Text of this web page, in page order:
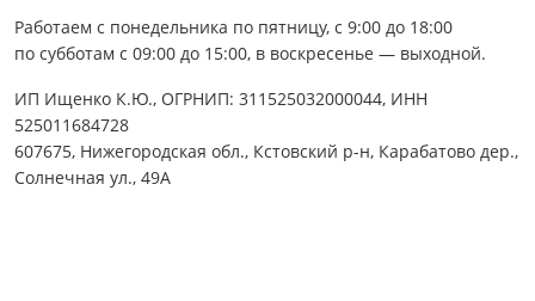
Работаем с понедельника по пятницу, с 9:00 до 18:00
по субботам с 09:00 до 15:00, в воскресенье — выходной.
ИП Ищенко К.Ю., ОГРНИП: 311525032000044, ИНН
525011684728
607675, Нижегородская обл., Кстовский р-н, Карабатово дер.,
Солнечная ул., 49А